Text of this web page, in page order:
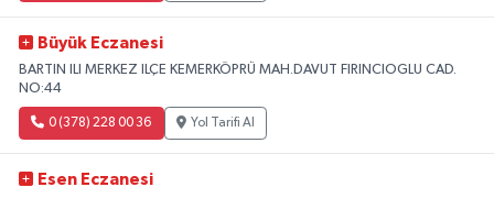
Büyük Eczanesi
BARTIN ILI MERKEZ ILÇE KEMERKÖPRÜ MAH.DAVUT FIRINCIOGLU CAD.
NO:44
0 (378) 228 00 36 Yol Tarifi Al
Esen Eczanesi